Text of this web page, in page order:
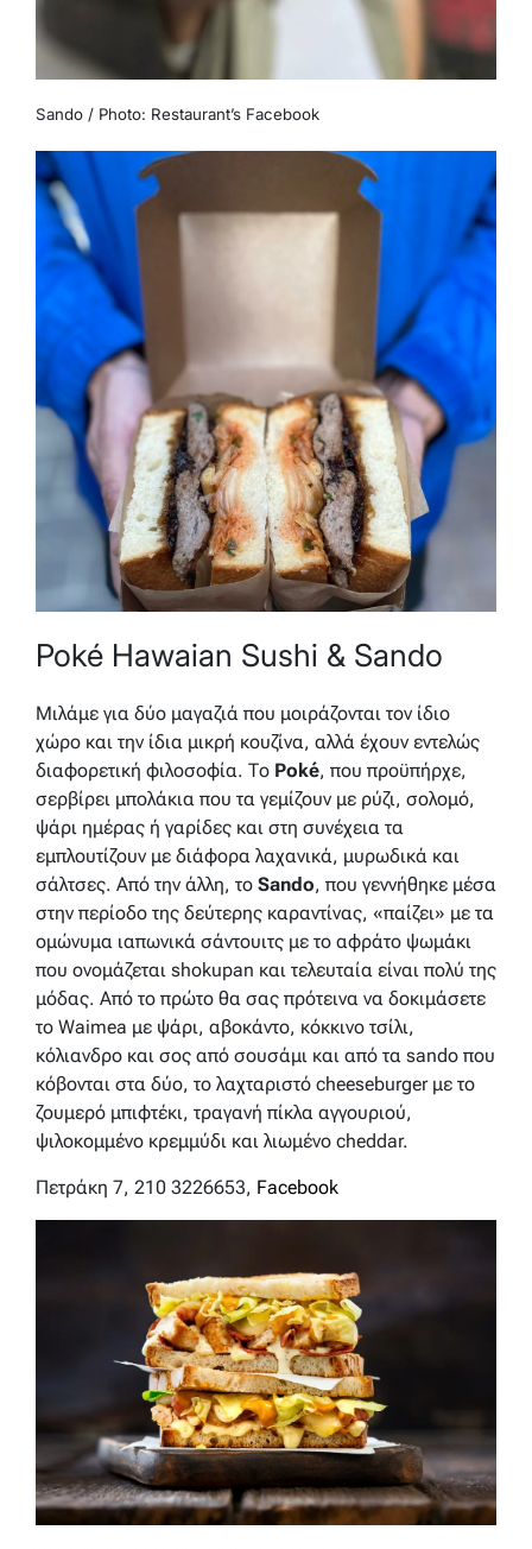
Sando / Photo: Restaurant’s Facebook
Poké Hawaian Sushi & Sando
Μιλάμε για δύο μαγαζιά που μοιράζονται τον ίδιο
χώρο και την ίδια μικρή κουζίνα, αλλά έχουν εντελώς
διαφορετική φιλοσοφία. Το Poké, που προϋπήρχε,
σερβίρει μπολάκια που τα γεμίζουν με ρύζι, σολομό,
ψάρι ημέρας ή γαρίδες και στη συνέχεια τα
εμπλουτίζουν με διάφορα λαχανικά, μυρωδικά και
σάλτσες. Από την άλλη, το Sando, που γεννήθηκε μέσα
στην περίοδο της δεύτερης καραντίνας, «παίζει» με τα
ομώνυμα ιαπωνικά σάντουιτς με το αφράτο ψωμάκι
που ονομάζεται shokupan και τελευταία είναι πολύ της
μόδας. Από το πρώτο θα σας πρότεινα να δοκιμάσετε
το Waimea με ψάρι, αβοκάντο, κόκκινο τσίλι,
κόλιανδρο και σος από σουσάμι και από τα sando που
κόβονται στα δύο, το λαχταριστό cheeseburger με το
ζουμερό μπιφτέκι, τραγανή πίκλα αγγουριού,
ψιλοκομμένο κρεμμύδι και λιωμένο cheddar.
Πετράκη 7, 210 3226653, Facebook